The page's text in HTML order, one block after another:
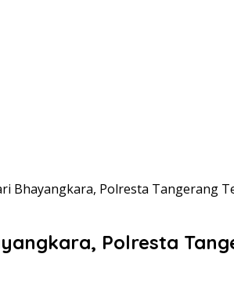
Bhayangkara, Polresta Tangerang
Polresta